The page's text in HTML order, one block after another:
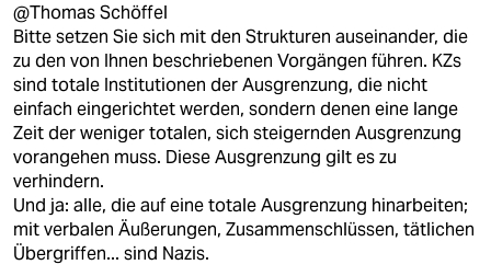
@Thomas Schöffel
Bitte setzen Sie sich mit den Strukturen auseinander, die
zu den von Ihnen beschriebenen Vorgängen führen. KZs
sind totale Institutionen der Ausgrenzung, die nicht
einfach eingerichtet werden, sondern denen eine lange
Zeit der weniger totalen, sich steigernden Ausgrenzung
vorangehen muss. Diese Ausgrenzung gilt es zu
verhindern.
Und ja: alle, die auf eine totale Ausgrenzung hinarbeiten;
mit verbalen Äußerungen, Zusammenschlüssen, tätlichen
Übergriffen... sind Nazis.